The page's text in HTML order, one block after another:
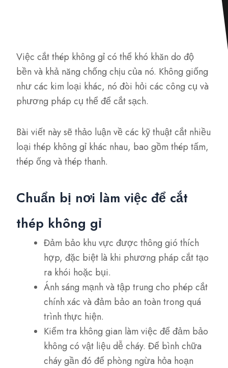
Việc cắt thép không gỉ có thể khó khăn do độ
bền và khả năng chống chịu của nó. Không giống
như các kim loại khác, nó đòi hỏi các công cụ và
phương pháp cụ thể để cắt sạch.
Bài viết này sẽ thảo luận về các kỹ thuật cắt nhiều
loại thép không gỉ khác nhau, bao gồm thép tấm,
thép ống và thép thanh.
Chuẩn bị nơi làm việc để cắt
thép không gỉ
Đảm bảo khu vực được thông gió thích
hợp, đặc biệt là khi phương pháp cắt tạo
ra khói hoặc bụi.
Ánh sáng mạnh và tập trung cho phép cắt
chính xác và đảm bảo an toàn trong quá
trình thực hiện.
Kiểm tra không gian làm việc để đảm bảo
không có vật liệu dễ cháy. Để bình chữa
cháy gần đó để phòng ngừa hỏa hoạn